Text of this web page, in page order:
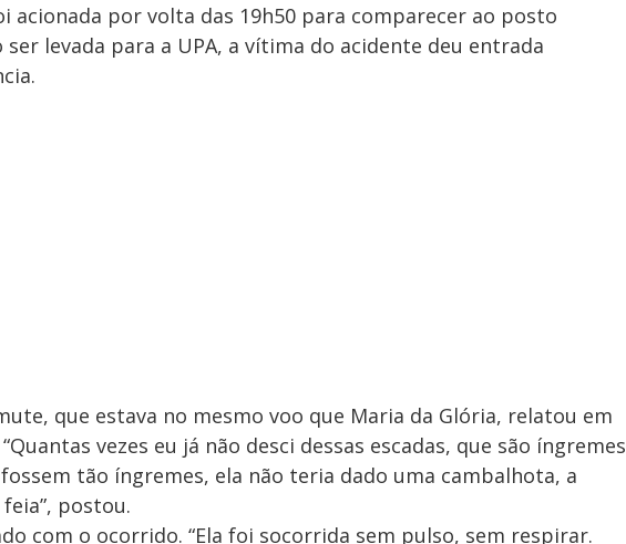
acionada por volta das 19h50 para comparecer ao posto
levada para a UPA, a vítima do acidente deu entrada
que estava no mesmo voo que Maria da Glória, relatou em
vezes eu já não desci dessas escadas, que são íngremes
tão íngremes, ela não teria dado uma cambalhota, a
postou.
com o ocorrido. “Ela foi socorrida sem pulso, sem respirar.